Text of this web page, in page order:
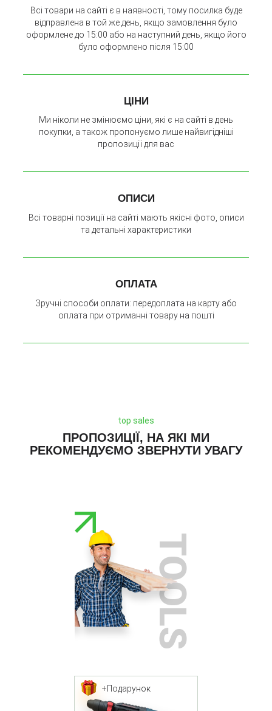
Всі товари на сайті є в наявності, тому посилка буде
відправлена в той же день, якщо замовлення було
оформлене до 15:00 або на наступний день, якщо його
було оформлено після 15:00
ЦІНИ
Ми ніколи не змінюємо ціни, які є на сайті в день
покупки, а також пропонуємо лише найвигідніші
пропозиції для вас
ОПИСИ
Всі товарні позиції на сайті мають якісні фото, описи
та детальні характеристики
ОПЛАТА
Зручні способи оплати: передоплата на карту або
оплата при отриманні товару на пошті
top sales
ПРОПОЗИЦІЇ, НА ЯКІ МИ
РЕКОМЕНДУЄМО ЗВЕРНУТИ УВАГУ
TOOLS
+Подарунок